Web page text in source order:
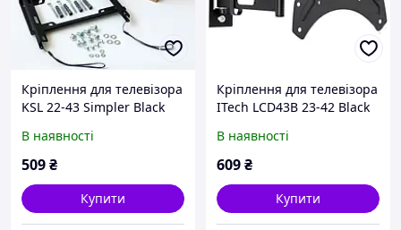
Кріплення для телевізора
KSL 22-43 Simpler Black
В наявності
509₴
Купити
Кріплення для телевізора
ITech LCD43B 23-42 Black
В наявності
609₴
Купити